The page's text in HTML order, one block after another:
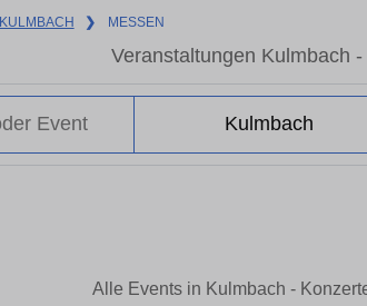
KULMBACH ❯ MESSEN
Veranstaltungen Kulmbach
Alle Events in Kulmbach -